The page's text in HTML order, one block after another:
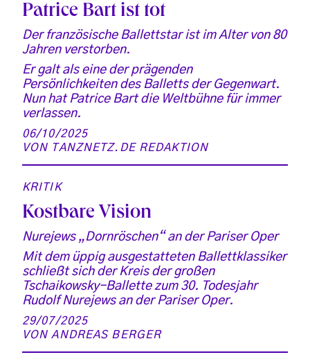
Patrice Bart ist tot
Der französische Ballettstar ist im Alter von 80
Jahren verstorben.
Er galt als eine der prägenden
Persönlichkeiten des Balletts der Gegenwart.
Nun hat Patrice Bart die Weltbühne für immer
verlassen.
06/10/2025
VON TANZNETZ.DE REDAKTION
KRITIK
Kostbare Vision
Nurejews „Dornröschen“ an der Pariser Oper
Mit dem üppig ausgestatteten Ballettklassiker
schließt sich der Kreis der großen
Tschaikowsky-Ballette zum 30. Todesjahr
Rudolf Nurejews an der Pariser Oper.
29/07/2025
VONANDREAS BERGER